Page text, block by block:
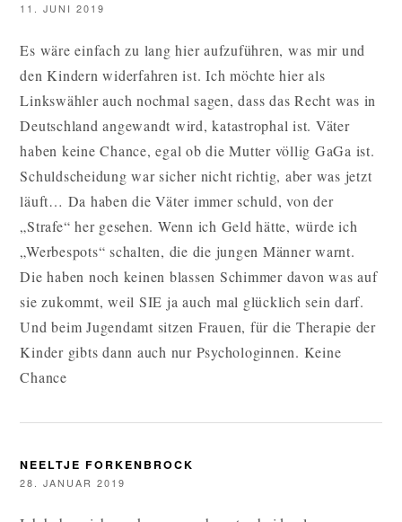
11. JUNI 2019
Es wäre einfach zu lang hier aufzuführen, was mir und
den Kindern widerfahren ist. Ich möchte hier als
Linkswähler auch nochmal sagen, dass das Recht was in
Deutschland angewandt wird, katastrophal ist. Väter
haben keine Chance, egal ob die Mutter völlig GaGa ist.
Schuldscheidung war sicher nicht richtig, aber was jetzt
läuft… Da haben die Väter immer schuld, von der
„Strafe“ her gesehen. Wenn ich Geld hätte, würde ich
„Werbespots“ schalten, die die jungen Männer warnt.
Die haben noch keinen blassen Schimmer davon was auf
sie zukommt, weil SIE ja auch mal glücklich sein darf.
Und beim Jugendamt sitzen Frauen, für die Therapie der
Kinder gibts dann auch nur Psychologinnen. Keine
Chance
NEELTJE FORKENBROCK
28. JANUAR 2019